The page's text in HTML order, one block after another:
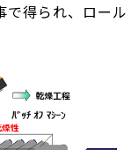
で得られ、ロール